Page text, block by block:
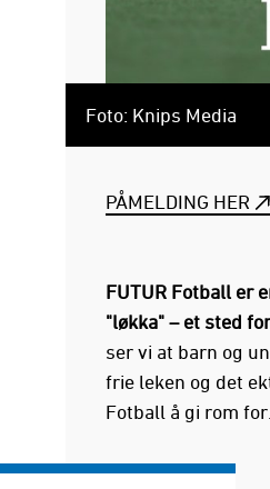
Foto: Knips Media
PÅMELDING HER
FUTUR Fotball er
"løkka" – et sted
ser vi at barn og
frie leken og det
Fotball å gi rom for.